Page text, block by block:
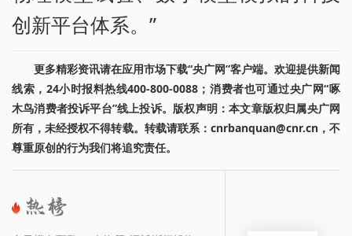
创新平台体系。”
更多精彩资讯请在应用市场下载“央广网”客户端。欢迎提供新闻
线索，24小时报料热线400-800-0088；消费者也可通过央广网“啄
木鸟消费者投诉平台”线上投诉。版权声明：本文章版权归属央广网
所有，未经授权不得转载。转载请联系：cnrbanquan@cnr.cn，不
尊重原创的行为我们将追究责任。